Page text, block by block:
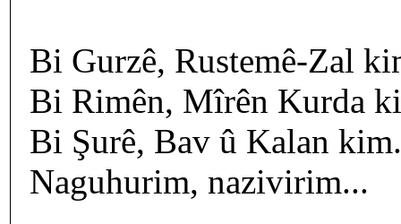
Bi Gurzê, Rustemê-Zal
Bi Rimên, Mîrên Kurda
Bi Şurê, Bav û Kalan kim.
Naguhurim, nazivirim...